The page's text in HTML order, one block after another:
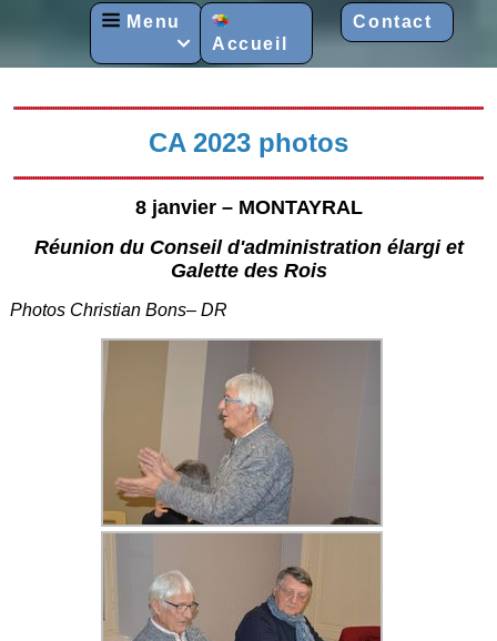
Menu
 Accueil
Contact
CA 2023 photos
8 janvier – MONTAYRAL
Réunion du Conseil d'administration élargi et
Galette des Rois
Photos Christian Bons– DR